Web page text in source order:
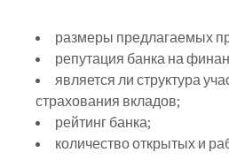
размеры предлагаемых
репутация банка на
является ли структура
страхования вкладов;
рейтинг банка;
количество открытых и